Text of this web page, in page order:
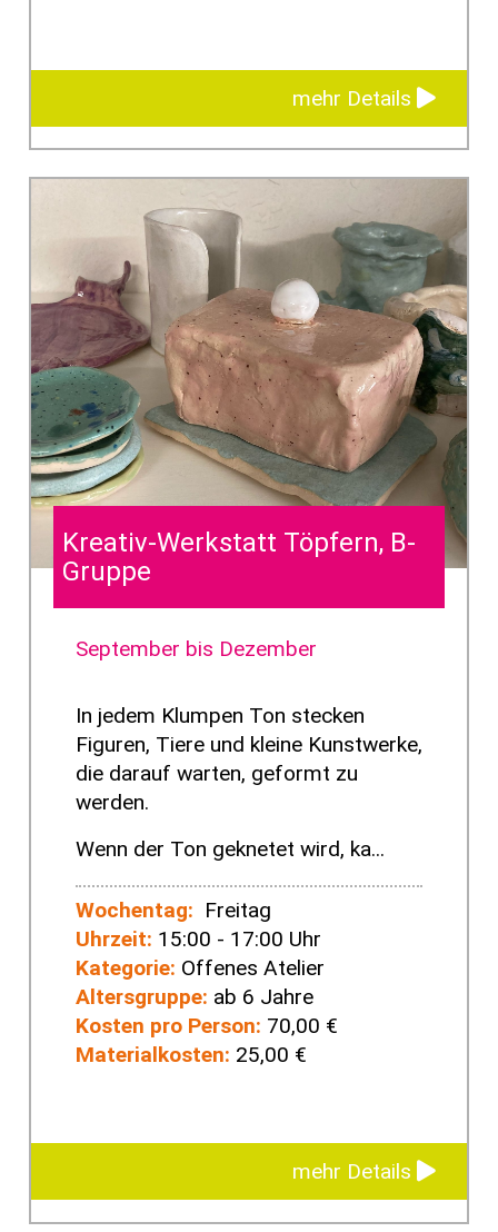
mehr Details
Kreativ-Werkstatt Töpfern, B-
Gruppe
September bis Dezember
In jedem Klumpen Ton stecken
Figuren, Tiere und kleine Kunstwerke,
die darauf warten, geformt zu
werden.
Wenn der Ton geknetet wird, ka...
Wochentag: Freitag
Uhrzeit: 15:00 - 17:00 Uhr
Kategorie: Offenes Atelier
Altersgruppe: ab 6 Jahre
Kosten pro Person: 70,00 €
Materialkosten: 25,00 €
mehr Details